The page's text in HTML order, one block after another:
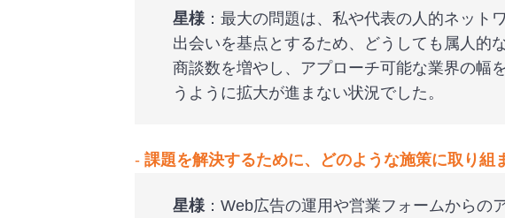
星様：最大の問題は、私や代表の人的ネット
出会いを基点とするため、どうしても属人的
商談数を増やし、アプローチ可能な業界の幅
うように拡大が進まない状況でした。
‐ 課題を解決するために、どのような施策に取り組
星様：Web広告の運用や営業フォームからの